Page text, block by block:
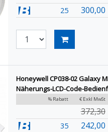
25 300,00
Honeywell CP038-02 Galaxy
Näherungs-LCD-Code-
% Rabatt € Exkl MwSt
372,30
35 242,00